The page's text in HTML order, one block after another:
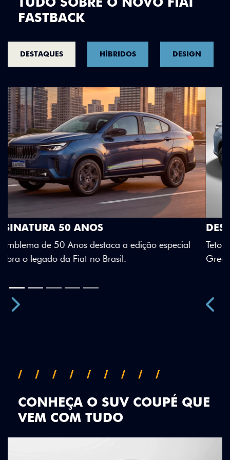
FASTBACK
DESTAQUES HÍBRIDOS DESIGN
DESIGN QUE SE DESTACA
Teto bicolor, adesivos estilizados e detalhes em Citrus
Green criam uma identidade visual única.
Previous
CONHEÇA O SUV COUPÉ QUE
VEM COM TUDO